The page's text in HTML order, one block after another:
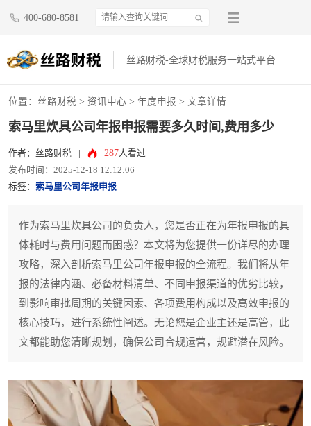
400-680-8581
丝路财税-全球财税服务一站式平台
位置： 丝路财税 > 资讯中心 > 年度申报 > 文章详情
索马里炊具公司年报申报需要多久时间,费用多少
作者：丝路财税 287人看过
发布时间：2025-12-18 12:12:06
标签： 索马里公司年报申报
作为索马里炊具公司的负责人，您是否正在为年报申报的具
体耗时与费用问题而困惑？本文将为您提供一份详尽的办理
攻略，深入剖析索马里公司年报申报的全流程。我们将从年
报的法律内涵、必备材料清单、不同申报渠道的优劣比较，
到影响审批周期的关键因素、各项费用构成以及高效申报的
核心技巧，进行系统性阐述。无论您是企业主还是高管，此
文都能助您清晰规划，确保公司合规运营，规避潜在风险。